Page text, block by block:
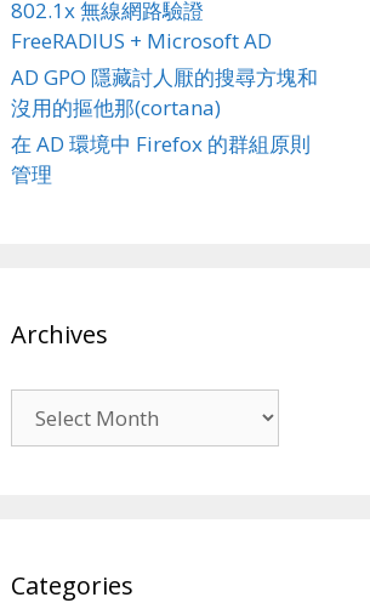
802.1x 無線網路驗證
FreeRADIUS + Microsoft AD
AD GPO 隱藏討人厭的搜尋方塊和
沒用的摳他那(cortana)
在 AD 環境中 Firefox 的群組原則
管理
Archives
Categories